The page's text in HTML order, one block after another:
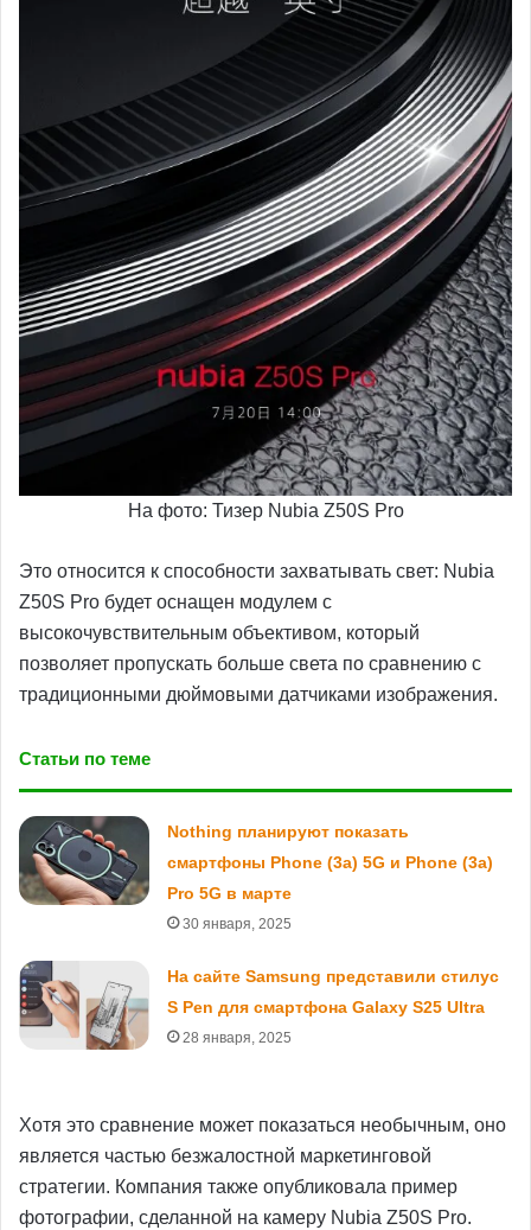
На фото: Тизер Nubia Z50S Pro
Это относится к способности захватывать свет: Nubia
Z50S Pro будет оснащен модулем с
высокочувствительным объективом, который
позволяет пропускать больше света по сравнению с
традиционными дюймовыми датчиками изображения.
Статьи по теме
Nothing планируют показать
смартфоны Phone (3a) 5G и Phone (3a)
Pro 5G в марте
30 января, 2025
На сайте Samsung представили стилус
S Pen для смартфона Galaxy S25 Ultra
28 января, 2025
Хотя это сравнение может показаться необычным, оно
является частью безжалостной маркетинговой
стратегии. Компания также опубликовала пример
фотографии, сделанной на камеру Nubia Z50S Pro.